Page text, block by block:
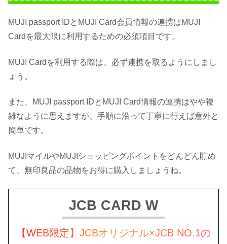
MUJI passport IDとMUJI Card会員情報の連携はMUJI
Cardを最大限に利用するための必須項目です。
MUJI Cardを利用する際は、必ず連携を取るようにしまし
ょう。
また、MUJI passport IDとMUJI Card情報の連携はやや複
雑なように思えますが、手順に沿って丁寧に行えば意外と
簡単です。
MUJIマイルやMUJIショッピングポイントをどんどん貯め
て、無印良品の品物をお得に購入しましょうね。
JCB CARD W
【WEB限定】JCBオリジナル×JCB NO.1の